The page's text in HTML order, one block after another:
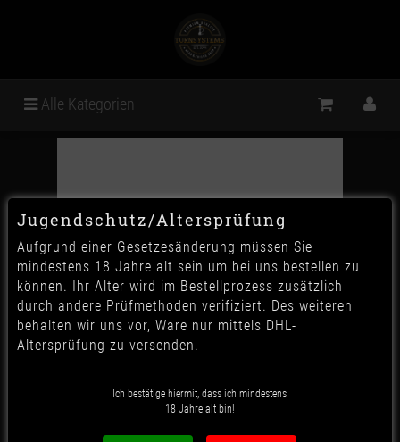
Alle Kategorien
Jugendschutz/Altersprüfung
Aufgrund einer Gesetzesänderung müssen Sie
mindestens 18 Jahre alt sein um bei uns bestellen zu
können. Ihr Alter wird im Bestellprozess zusätzlich
durch andere Prüfmethoden verifiziert. Des weiteren
behalten wir uns vor, Ware nur mittels DHL-
Altersprüfung zu versenden.
Ich bestätige hiermit, dass ich mindestens
18 Jahre alt bin!